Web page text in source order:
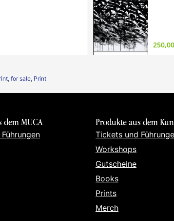
250,00
, for sale, Print
dem MUCA Produkte aus dem
Tickets und
Workshops
Gutscheine
Books
Prints
Merch